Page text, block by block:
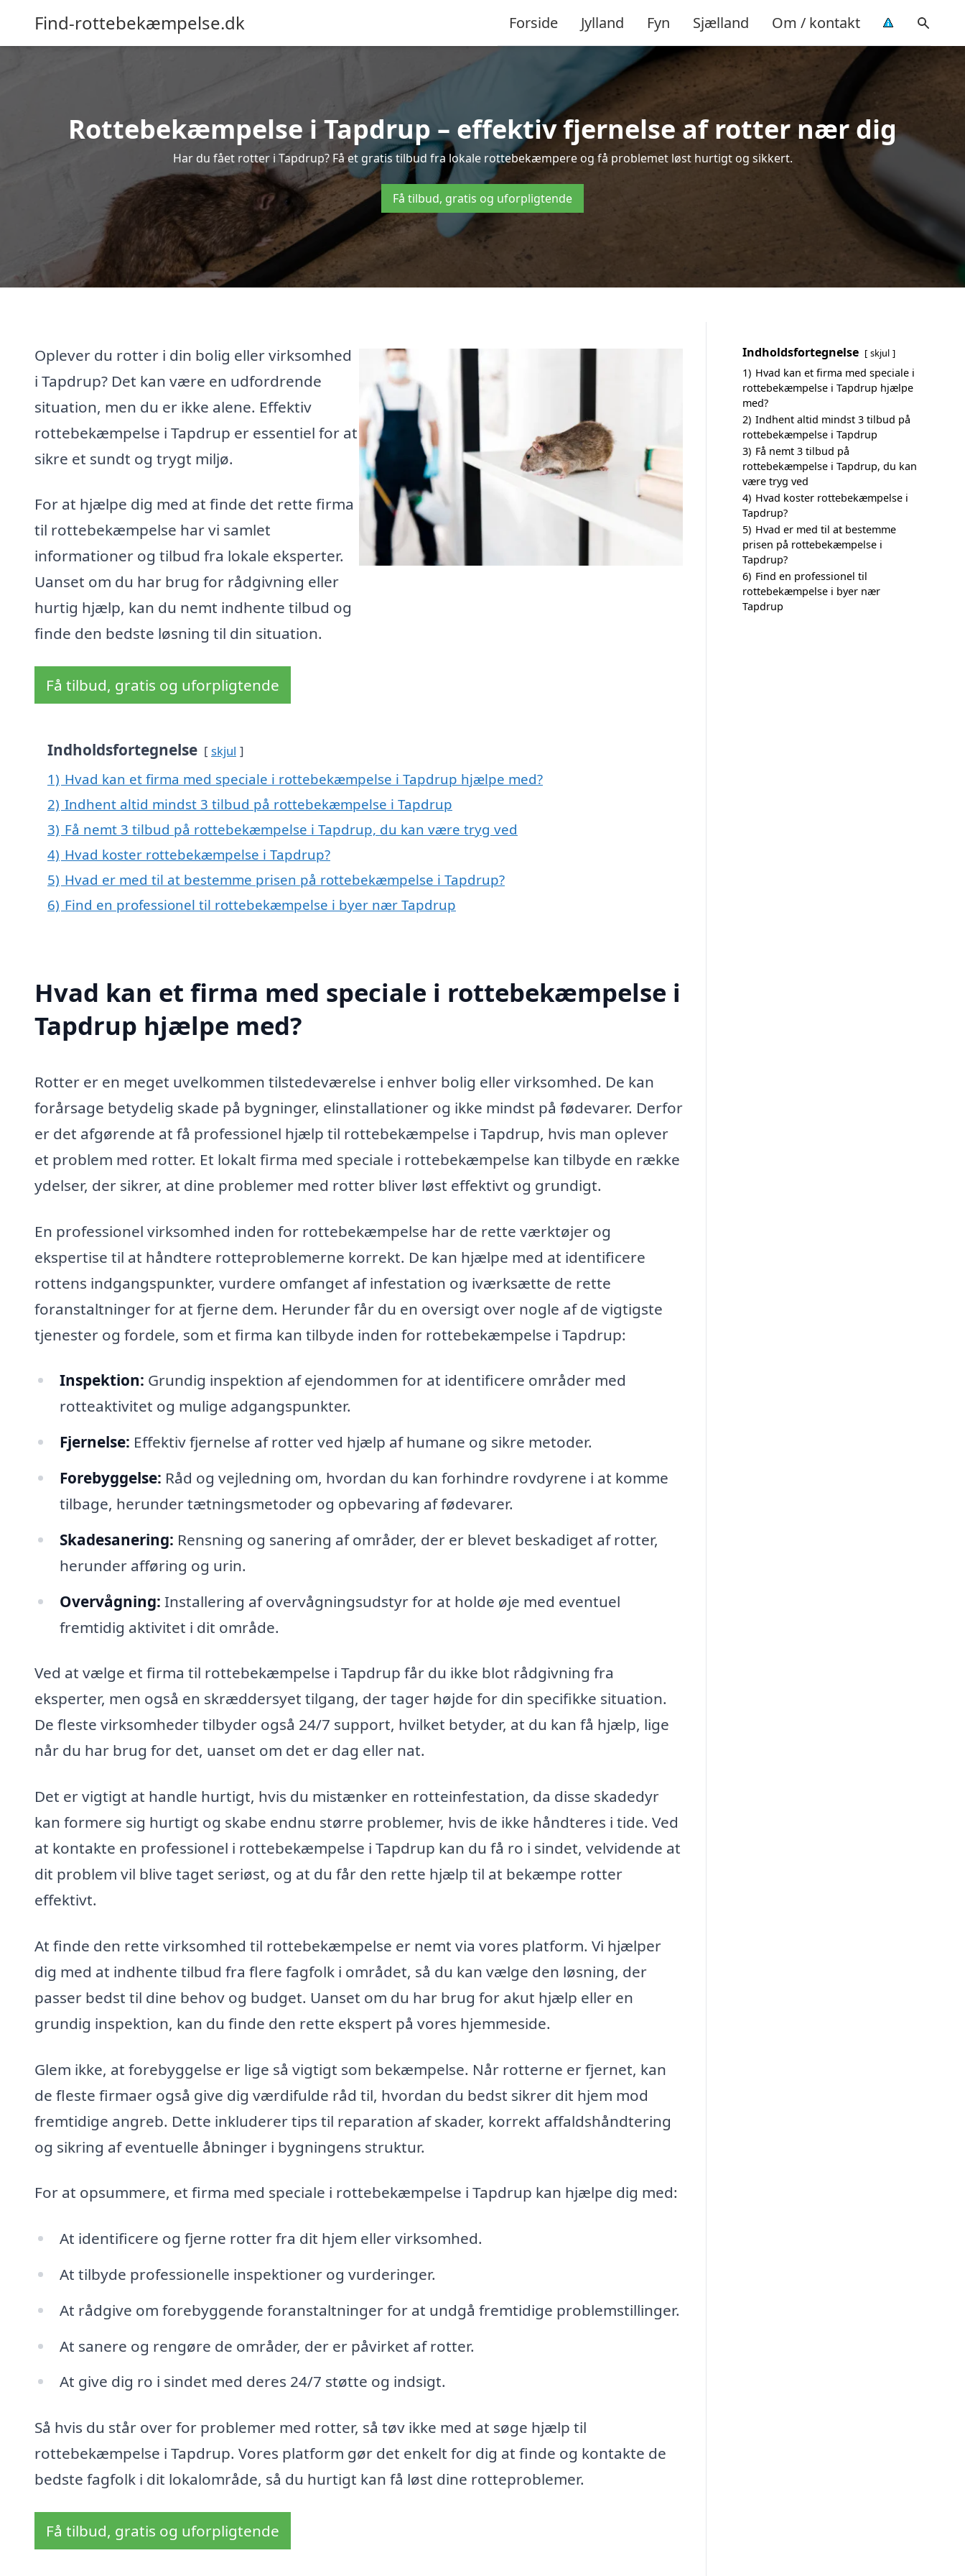
Find-rottebekæmpelse.dk Forside Jylland Fyn Sjælland Om / kontakt
Rottebekæmpelse i Tapdrup – effektiv fjernelse af rotter nær dig
Har du fået rotter i Tapdrup? Få et gratis tilbud fra lokale rottebekæmpere og få problemet løst hurtigt og sikkert.
Få tilbud, gratis og uforpligtende
Oplever du rotter i din bolig eller virksomhed
i Tapdrup? Det kan være en udfordrende
situation, men du er ikke alene. Effektiv
rottebekæmpelse i Tapdrup er essentiel for at
sikre et sundt og trygt miljø.
For at hjælpe dig med at finde det rette firma
til rottebekæmpelse har vi samlet
informationer og tilbud fra lokale eksperter.
Uanset om du har brug for rådgivning eller
hurtig hjælp, kan du nemt indhente tilbud og
finde den bedste løsning til din situation.
Få tilbud, gratis og uforpligtende
Indholdsfortegnelse skjul
1) Hvad kan et firma med speciale i rottebekæmpelse i Tapdrup hjælpe med?
2) Indhent altid mindst 3 tilbud på rottebekæmpelse i Tapdrup
3) Få nemt 3 tilbud på rottebekæmpelse i Tapdrup, du kan være tryg ved
4) Hvad koster rottebekæmpelse i Tapdrup?
5) Hvad er med til at bestemme prisen på rottebekæmpelse i Tapdrup?
6) Find en professionel til rottebekæmpelse i byer nær Tapdrup
Hvad kan et firma med speciale i rottebekæmpelse i
Tapdrup hjælpe med?
Rotter er en meget uvelkommen tilstedeværelse i enhver bolig eller virksomhed. De kan
forårsage betydelig skade på bygninger, elinstallationer og ikke mindst på fødevarer. Derfor
er det afgørende at få professionel hjælp til rottebekæmpelse i Tapdrup, hvis man oplever
et problem med rotter. Et lokalt firma med speciale i rottebekæmpelse kan tilbyde en række
ydelser, der sikrer, at dine problemer med rotter bliver løst effektivt og grundigt.
En professionel virksomhed inden for rottebekæmpelse har de rette værktøjer og
ekspertise til at håndtere rotteproblemerne korrekt. De kan hjælpe med at identificere
rottens indgangspunkter, vurdere omfanget af infestation og iværksætte de rette
foranstaltninger for at fjerne dem. Herunder får du en oversigt over nogle af de vigtigste
tjenester og fordele, som et firma kan tilbyde inden for rottebekæmpelse i Tapdrup:
Inspektion: Grundig inspektion af ejendommen for at identificere områder med
rotteaktivitet og mulige adgangspunkter.
Fjernelse: Effektiv fjernelse af rotter ved hjælp af humane og sikre metoder.
Forebyggelse: Råd og vejledning om, hvordan du kan forhindre rovdyrene i at komme
tilbage, herunder tætningsmetoder og opbevaring af fødevarer.
Skadesanering: Rensning og sanering af områder, der er blevet beskadiget af rotter,
herunder afføring og urin.
Overvågning: Installering af overvågningsudstyr for at holde øje med eventuel
fremtidig aktivitet i dit område.
Ved at vælge et firma til rottebekæmpelse i Tapdrup får du ikke blot rådgivning fra
eksperter, men også en skræddersyet tilgang, der tager højde for din specifikke situation.
De fleste virksomheder tilbyder også 24/7 support, hvilket betyder, at du kan få hjælp, lige
når du har brug for det, uanset om det er dag eller nat.
Det er vigtigt at handle hurtigt, hvis du mistænker en rotteinfestation, da disse skadedyr
kan formere sig hurtigt og skabe endnu større problemer, hvis de ikke håndteres i tide. Ved
at kontakte en professionel i rottebekæmpelse i Tapdrup kan du få ro i sindet, velvidende at
dit problem vil blive taget seriøst, og at du får den rette hjælp til at bekæmpe rotter
effektivt.
At finde den rette virksomhed til rottebekæmpelse er nemt via vores platform. Vi hjælper
dig med at indhente tilbud fra flere fagfolk i området, så du kan vælge den løsning, der
passer bedst til dine behov og budget. Uanset om du har brug for akut hjælp eller en
grundig inspektion, kan du finde den rette ekspert på vores hjemmeside.
Glem ikke, at forebyggelse er lige så vigtigt som bekæmpelse. Når rotterne er fjernet, kan
de fleste firmaer også give dig værdifulde råd til, hvordan du bedst sikrer dit hjem mod
fremtidige angreb. Dette inkluderer tips til reparation af skader, korrekt affaldshåndtering
og sikring af eventuelle åbninger i bygningens struktur.
For at opsummere, et firma med speciale i rottebekæmpelse i Tapdrup kan hjælpe dig med:
At identificere og fjerne rotter fra dit hjem eller virksomhed.
At tilbyde professionelle inspektioner og vurderinger.
At rådgive om forebyggende foranstaltninger for at undgå fremtidige problemstillinger.
At sanere og rengøre de områder, der er påvirket af rotter.
At give dig ro i sindet med deres 24/7 støtte og indsigt.
Så hvis du står over for problemer med rotter, så tøv ikke med at søge hjælp til
rottebekæmpelse i Tapdrup. Vores platform gør det enkelt for dig at finde og kontakte de
bedste fagfolk i dit lokalområde, så du hurtigt kan få løst dine rotteproblemer.
Få tilbud, gratis og uforpligtende
Indholdsfortegnelse skjul
1) Hvad kan et firma med speciale i
rottebekæmpelse i Tapdrup hjælpe
med?
2) Indhent altid mindst 3 tilbud på
rottebekæmpelse i Tapdrup
3) Få nemt 3 tilbud på
rottebekæmpelse i Tapdrup, du kan
være tryg ved
4) Hvad koster rottebekæmpelse i
Tapdrup?
5) Hvad er med til at bestemme
prisen på rottebekæmpelse i
Tapdrup?
6) Find en professionel til
rottebekæmpelse i byer nær
Tapdrup